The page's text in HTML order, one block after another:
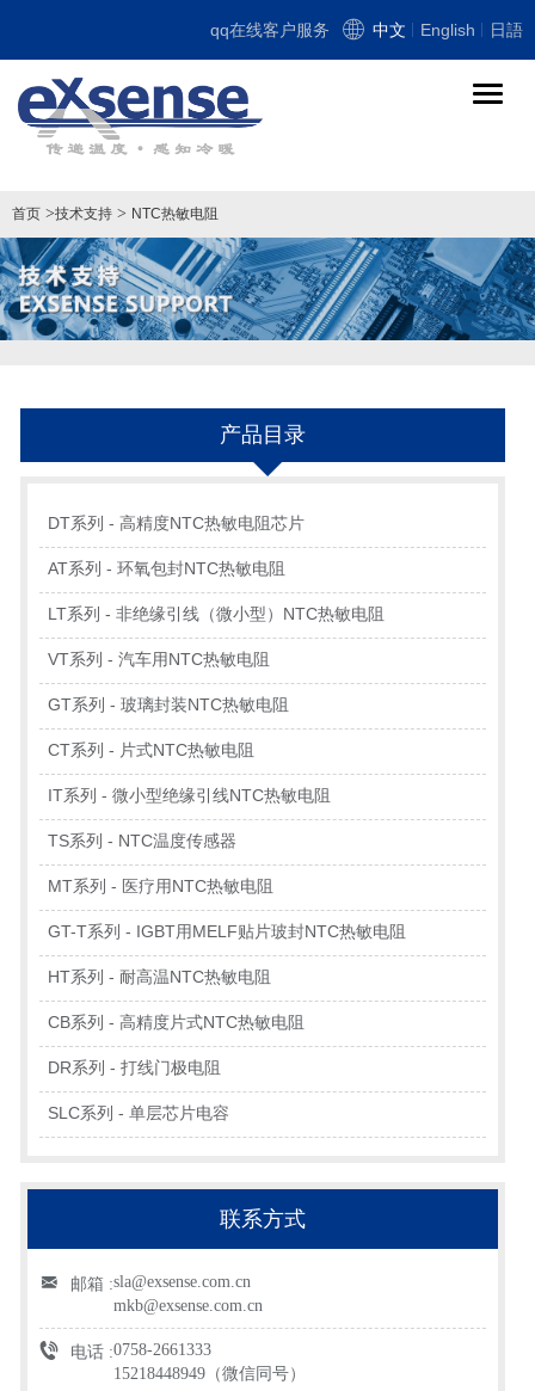
qq在线客户服务 中文 English 日語
导
首页 >技术支持 > NTC热敏电阻
产品目录
DT系列 - 高精度NTC热敏电阻芯片
AT系列 - 环氧包封NTC热敏电阻
LT系列 - 非绝缘引线（微小型）NTC热敏电阻
VT系列 - 汽车用NTC热敏电阻
GT系列 - 玻璃封装NTC热敏电阻
CT系列 - 片式NTC热敏电阻
IT系列 - 微小型绝缘引线NTC热敏电阻
TS系列 - NTC温度传感器
MT系列 - 医疗用NTC热敏电阻
GT-T系列 - IGBT用MELF贴片玻封NTC热敏电阻
HT系列 - 耐高温NTC热敏电阻
CB系列 - 高精度片式NTC热敏电阻
DR系列 - 打线门极电阻
SLC系列 - 单层芯片电容
联系方式
邮箱 :sla@exsense.com.cn
mkb@exsense.com.cn
电话 :0758-2661333
15218448949（微信同号）